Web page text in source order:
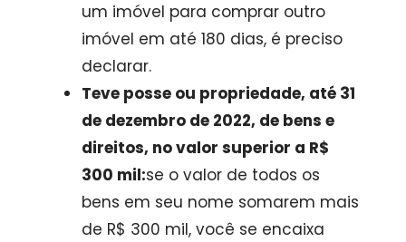
um imóvel para comprar outro
imóvel em até 180 dias, é preciso
declarar.
Teve posse ou propriedade, até 31
de dezembro de 2022, de bens e
direitos, no valor superior a R$
300 mil:se o valor de todos os
bens em seu nome somarem mais
de R$ 300 mil, você se encaixa